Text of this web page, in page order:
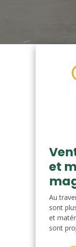
et
Au
sont
et
sont